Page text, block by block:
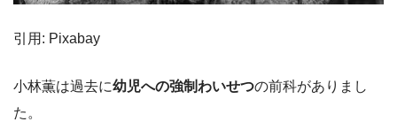
引用: Pixabay
小林薫は過去に幼児への強制わいせつの前科がありまし
た。